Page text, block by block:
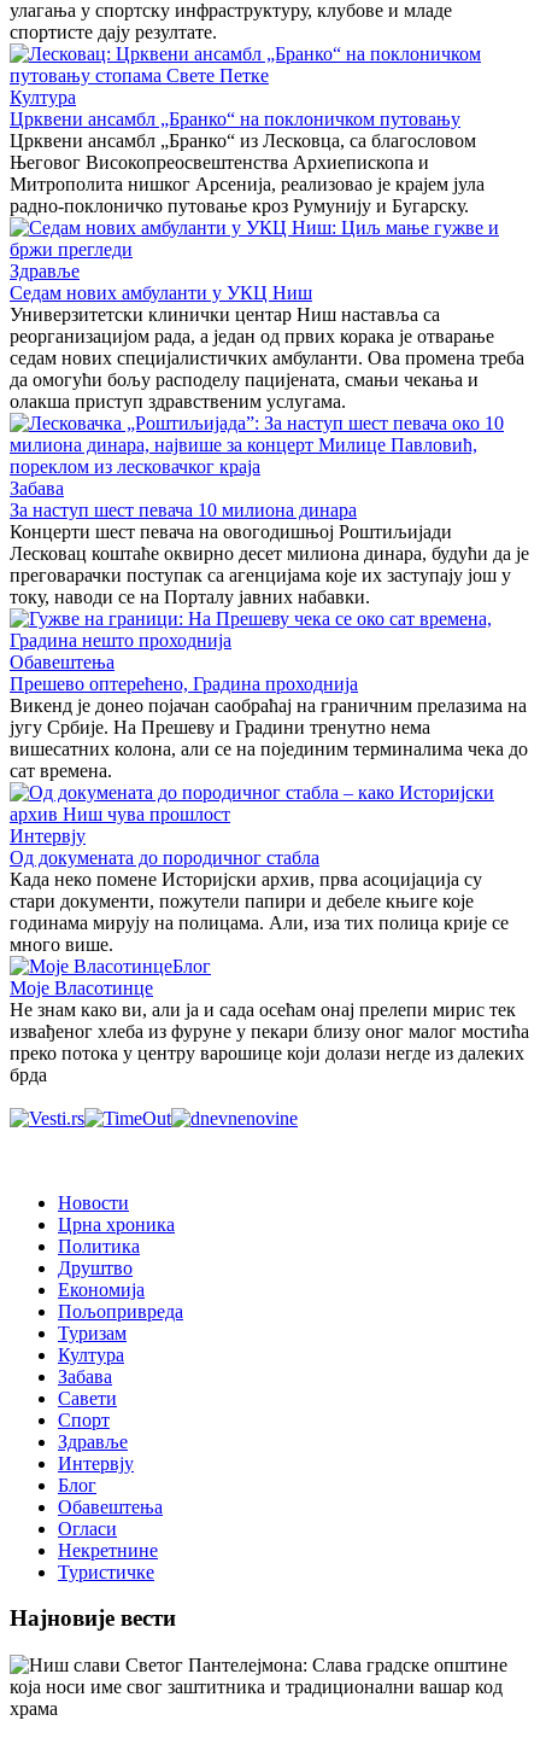
улагања у спортску инфраструктуру, клубове и младе
спортисте дају резултате.
Култура
Црквени ансамбл „Бранко“ на поклоничком путовању
Црквени ансамбл „Бранко“ из Лесковца, са благословом
Његовог Високопреосвештенства Архиепископа и
Митрополита нишког Арсенија, реализовао је крајем јула
радно-поклоничко путовање кроз Румунију и Бугарску.
Здравље
Седам нових амбуланти у УКЦ Ниш
Универзитетски клинички центар Ниш наставља са
реорганизацијом рада, а један од првих корака је отварање
седам нових специјалистичких амбуланти. Ова промена треба
да омогући бољу расподелу пацијената, смањи чекања и
олакша приступ здравственим услугама.
Забава
За наступ шест певача 10 милиона динара
Концерти шест певача на овогодишњој Роштиљијади
Лесковац коштаће оквирно десет милиона динара, будући да је
преговарачки поступак са агенцијама које их заступају још у
току, наводи се на Порталу јавних набавки.
Обавештења
Прешево оптерећено, Градина проходнија
Викенд је донео појачан саобраћај на граничним прелазима на
југу Србије. На Прешеву и Градини тренутно нема
вишесатних колона, али се на појединим терминалима чека до
сат времена.
Интервју
Од докумената до породичног стабла
Када неко помене Историјски архив, прва асоцијација су
стари документи, пожутели папири и дебеле књиге које
годинама мирују на полицама. Али, иза тих полица крије се
много више.
Блог
Моје Власотинце
Не знам како ви, али ја и сада осећам онај прелепи мирис тек
извађеног хлеба из фуруне у пекари близу оног малог мостића
преко потока у центру варошице који долази негде из далеких
брда
Новости
Црна хроника
Политика
Друштво
Економија
Пољопривреда
Туризам
Култура
Забава
Савети
Спорт
Здравље
Интервју
Блог
Обавештења
Огласи
Некретнине
Туристичке
Најновије вести